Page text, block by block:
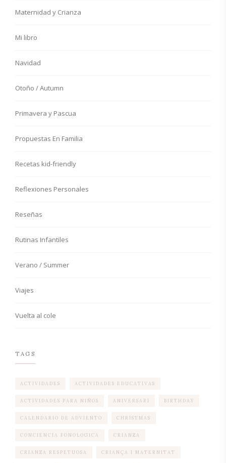
Maternidad y Crianza
Mi libro
Navidad
Otoño / Autumn
Primavera y Pascua
Propuestas En Familia
Recetas kid-friendly
Reflexiones Personales
Reseñas
Rutinas Infantiles
Verano / Summer
Viajes
Vuelta al cole
TAGS
ACTIVIDADES ACTIVIDADES EDUCATIVAS
ACTIVIDADES PARA NIÑOS ANIVERSARI BIRTHDAY
CALENDARIO DE ADVIENTO CHRISTMAS
CONCIENCIA FONOLOGICA CRIANZA
CRIANZA RESPETUOSA CRIANÇA I MATERNITAT